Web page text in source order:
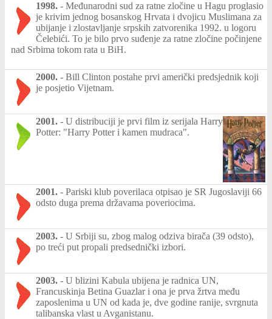
1998. - Međunarodni sud za ratne zločine u Hagu proglasio
je krivim jednog bosanskog Hrvata i dvojicu Muslimana za
ubijanje i zlostavljanje srpskih zatvorenika 1992. u logoru
Čelebići. To je bilo prvo suđenje za ratne zločine počinjene
nad Srbima tokom rata u BiH.
2000. - Bill Clinton postahe prvi američki predsjednik koji
je posjetio Vijetnam.
2001. - U distribuciji je prvi film iz serijala Harry
Potter: "Harry Potter i kamen mudraca".
2001. - Pariski klub poverilaca otpisao je SR Jugoslaviji 66
odsto duga prema državama poveriocima.
2003. - U Srbiji su, zbog malog odziva birača (39 odsto),
po treći put propali predsednički izbori.
2003. - U blizini Kabula ubijena je radnica UN,
Francuskinja Betina Guazlar i ona je prva žrtva među
zaposlenima u UN od kada je, dve godine ranije, svrgnuta
talibanska vlast u Avganistanu.